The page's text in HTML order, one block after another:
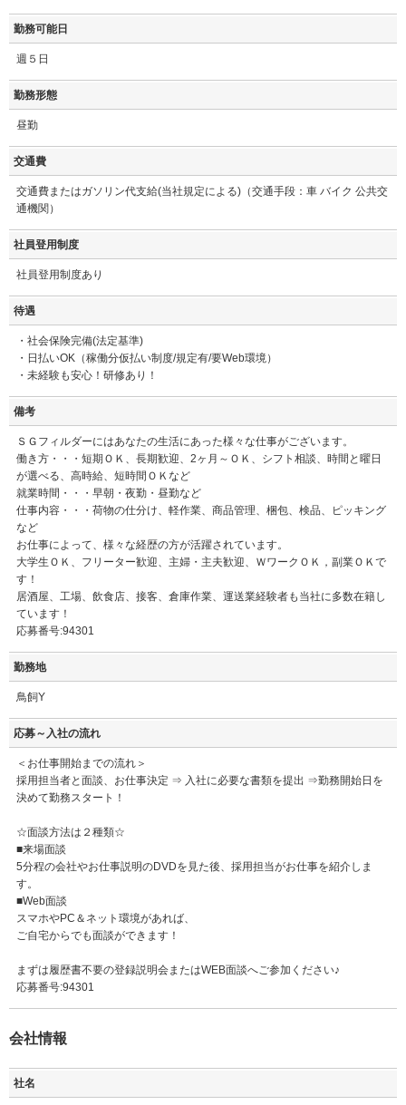
勤務可能日
週５日
勤務形態
昼勤
交通費
交通費またはガソリン代支給(当社規定による)（交通手段：車 バイク 公共交
通機関）
社員登用制度
社員登用制度あり
待遇
・社会保険完備(法定基準)
・日払いOK（稼働分仮払い制度/規定有/要Web環境）
・未経験も安心！研修あり！
備考
ＳＧフィルダーにはあなたの生活にあった様々な仕事がございます。
働き方・・・短期ＯＫ、長期歓迎、2ヶ月～ＯＫ、シフト相談、時間と曜日
が選べる、高時給、短時間ＯＫなど
就業時間・・・早朝・夜勤・昼勤など
仕事内容・・・荷物の仕分け、軽作業、商品管理、梱包、検品、ピッキング
など
お仕事によって、様々な経歴の方が活躍されています。
大学生ＯＫ、フリーター歓迎、主婦・主夫歓迎、ＷワークＯＫ，副業ＯＫで
す！
居酒屋、工場、飲食店、接客、倉庫作業、運送業経験者も当社に多数在籍し
ています！
応募番号:94301
勤務地
鳥飼Y
応募～入社の流れ
＜お仕事開始までの流れ＞
採用担当者と面談、お仕事決定 ⇒ 入社に必要な書類を提出 ⇒勤務開始日を
決めて勤務スタート！
☆面談方法は２種類☆
■来場面談
5分程の会社やお仕事説明のDVDを見た後、採用担当がお仕事を紹介しま
す。
■Web面談
スマホやPC＆ネット環境があれば、
ご自宅からでも面談ができます！
まずは履歴書不要の登録説明会またはWEB面談へご参加ください♪
応募番号:94301
会社情報
社名